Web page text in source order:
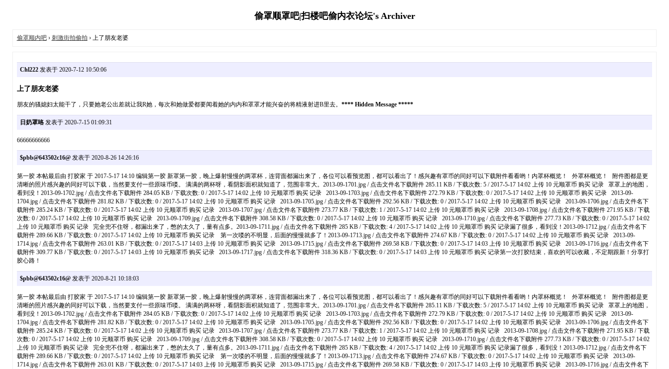
偷罩顺罩吧|扫楼吧偷内衣论坛's Archiver
偷罩顺内吧› 刺激街拍偷拍 › 上了朋友老婆
Chl222发表于 2020-7-12 10:50:06
上了朋友老婆
朋友的骚媳妇太能干了，只要她老公出差就让我R她，每次和她做爱都要闻着她的内内和罩罩才能兴奋的将精液射进B里去。 **** Hidden Message *****
日奶罩咯发表于 2020-7-15 01:09:31
66666666666
$pbb@643502c16@发表于 2020-8-26 14:26:16
第一胶 本帖最后由 打胶家 于 2017-5-17 14:10 编辑第一胶 新罩第一胶，晚上爆射慢慢的两罩杯，连背面都漏出来了，各位可以看预览图，都可以看出了！感兴趣有罩币的同好可以下载附件看看哟！内罩杯概览！ 外罩杯概览！ 附件图都是更
清晰的照片感兴趣的同好可以下载，当然要支付一些原味币喽。 满满的两杯呀，看阴影面积就知道了，范围非常大。2013-09-1701.jpg / 点击文件名下载附件 285.11 KB / 下载次数: 5 / 2017-5-17 14:02 上传 10 元顺罩币 购买 记录 罩罩上的地图，
看到没！2013-09-1702.jpg / 点击文件名下载附件 284.05 KB / 下载次数: 0 / 2017-5-17 14:02 上传 10 元顺罩币 购买 记录 2013-09-1703.jpg / 点击文件名下载附件 272.79 KB / 下载次数: 0 / 2017-5-17 14:02 上传 10 元顺罩币 购买 记录 2013-09-
1704.jpg / 点击文件名下载附件 281.82 KB / 下载次数: 0 / 2017-5-17 14:02 上传 10 元顺罩币 购买 记录 2013-09-1705.jpg / 点击文件名下载附件 292.56 KB / 下载次数: 0 / 2017-5-17 14:02 上传 10 元顺罩币 购买 记录 2013-09-1706.jpg / 点击文件名下
载附件 285.24 KB / 下载次数: 0 / 2017-5-17 14:02 上传 10 元顺罩币 购买 记录 2013-09-1707.jpg / 点击文件名下载附件 273.77 KB / 下载次数: 1 / 2017-5-17 14:02 上传 10 元顺罩币 购买 记录 2013-09-1708.jpg / 点击文件名下载附件 271.95 KB / 下载
次数: 0 / 2017-5-17 14:02 上传 10 元顺罩币 购买 记录 2013-09-1709.jpg / 点击文件名下载附件 308.58 KB / 下载次数: 0 / 2017-5-17 14:02 上传 10 元顺罩币 购买 记录 2013-09-1710.jpg / 点击文件名下载附件 277.73 KB / 下载次数: 0 / 2017-5-17 14:02
上传 10 元顺罩币 购买 记录 完全兜不住呀，都漏出来了，憋的太久了，量有点多。2013-09-1711.jpg / 点击文件名下载附件 285 KB / 下载次数: 4 / 2017-5-17 14:02 上传 10 元顺罩币 购买 记录漏了很多，看到没！2013-09-1712.jpg / 点击文件名下
载附件 289.66 KB / 下载次数: 0 / 2017-5-17 14:02 上传 10 元顺罩币 购买 记录 第一次喽的不明显，后面的慢慢就多了！2013-09-1713.jpg / 点击文件名下载附件 274.67 KB / 下载次数: 0 / 2017-5-17 14:02 上传 10 元顺罩币 购买 记录 2013-09-
1714.jpg / 点击文件名下载附件 263.01 KB / 下载次数: 0 / 2017-5-17 14:03 上传 10 元顺罩币 购买 记录 2013-09-1715.jpg / 点击文件名下载附件 269.58 KB / 下载次数: 0 / 2017-5-17 14:03 上传 10 元顺罩币 购买 记录 2013-09-1716.jpg / 点击文件名下
载附件 309.77 KB / 下载次数: 0 / 2017-5-17 14:03 上传 10 元顺罩币 购买 记录 2013-09-1717.jpg / 点击文件名下载附件 318.36 KB / 下载次数: 0 / 2017-5-17 14:03 上传 10 元顺罩币 购买 记录第一次打胶结束，喜欢的可以收藏，不定期跟新！分享打
胶心路！
$pbb@643502c16@发表于 2020-8-21 10:18:03
第一胶 本帖最后由 打胶家 于 2017-5-17 14:10 编辑第一胶 新罩第一胶，晚上爆射慢慢的两罩杯，连背面都漏出来了，各位可以看预览图，都可以看出了！感兴趣有罩币的同好可以下载附件看看哟！内罩杯概览！ 外罩杯概览！ 附件图都是更
清晰的照片感兴趣的同好可以下载，当然要支付一些原味币喽。 满满的两杯呀，看阴影面积就知道了，范围非常大。2013-09-1701.jpg / 点击文件名下载附件 285.11 KB / 下载次数: 5 / 2017-5-17 14:02 上传 10 元顺罩币 购买 记录 罩罩上的地图，
看到没！2013-09-1702.jpg / 点击文件名下载附件 284.05 KB / 下载次数: 0 / 2017-5-17 14:02 上传 10 元顺罩币 购买 记录 2013-09-1703.jpg / 点击文件名下载附件 272.79 KB / 下载次数: 0 / 2017-5-17 14:02 上传 10 元顺罩币 购买 记录 2013-09-
1704.jpg / 点击文件名下载附件 281.82 KB / 下载次数: 0 / 2017-5-17 14:02 上传 10 元顺罩币 购买 记录 2013-09-1705.jpg / 点击文件名下载附件 292.56 KB / 下载次数: 0 / 2017-5-17 14:02 上传 10 元顺罩币 购买 记录 2013-09-1706.jpg / 点击文件名下
载附件 285.24 KB / 下载次数: 0 / 2017-5-17 14:02 上传 10 元顺罩币 购买 记录 2013-09-1707.jpg / 点击文件名下载附件 273.77 KB / 下载次数: 1 / 2017-5-17 14:02 上传 10 元顺罩币 购买 记录 2013-09-1708.jpg / 点击文件名下载附件 271.95 KB / 下载
次数: 0 / 2017-5-17 14:02 上传 10 元顺罩币 购买 记录 2013-09-1709.jpg / 点击文件名下载附件 308.58 KB / 下载次数: 0 / 2017-5-17 14:02 上传 10 元顺罩币 购买 记录 2013-09-1710.jpg / 点击文件名下载附件 277.73 KB / 下载次数: 0 / 2017-5-17 14:02
上传 10 元顺罩币 购买 记录 完全兜不住呀，都漏出来了，憋的太久了，量有点多。2013-09-1711.jpg / 点击文件名下载附件 285 KB / 下载次数: 4 / 2017-5-17 14:02 上传 10 元顺罩币 购买 记录漏了很多，看到没！2013-09-1712.jpg / 点击文件名下
载附件 289.66 KB / 下载次数: 0 / 2017-5-17 14:02 上传 10 元顺罩币 购买 记录 第一次喽的不明显，后面的慢慢就多了！2013-09-1713.jpg / 点击文件名下载附件 274.67 KB / 下载次数: 0 / 2017-5-17 14:02 上传 10 元顺罩币 购买 记录 2013-09-
1714.jpg / 点击文件名下载附件 263.01 KB / 下载次数: 0 / 2017-5-17 14:03 上传 10 元顺罩币 购买 记录 2013-09-1715.jpg / 点击文件名下载附件 269.58 KB / 下载次数: 0 / 2017-5-17 14:03 上传 10 元顺罩币 购买 记录 2013-09-1716.jpg / 点击文件名下